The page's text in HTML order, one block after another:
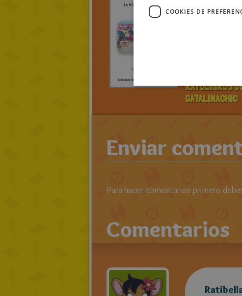
RATOLIBROS
GATALINACHIC
Enviar
Para hacer comentarios primero
Comentarios
COOKIES DE